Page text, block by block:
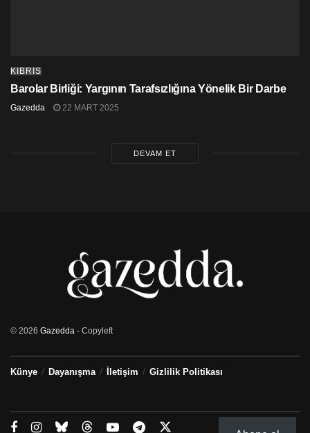
KIBRIS
Barolar Birliği: Yargının Tarafsızlığına Yönelik Bir Darbe
Gazedda 22 MART 2025
DEVAM ET
© 2026 Gazedda - Copyleft
Künye Dayanışma İletişim Gizlilik Politikası